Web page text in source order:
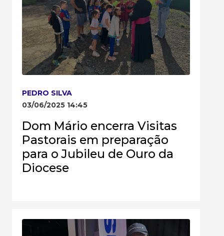
PEDRO SILVA
03/06/2025 14:45
Dom Mário encerra Visitas
Pastorais em preparação
para o Jubileu de Ouro da
Diocese